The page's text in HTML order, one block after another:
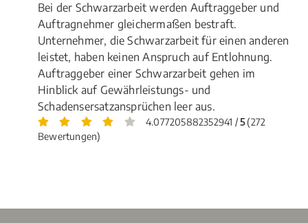
Bei der Schwarzarbeit werden Auftraggeber und
Auftragnehmer gleichermaßen bestraft.
Unternehmer, die Schwarzarbeit für einen anderen
leistet, haben keinen Anspruch auf Entlohnung.
Auftraggeber einer Schwarzarbeit gehen im
Hinblick auf Gewährleistungs- und
Schadensersatzansprüchen leer aus.
4.077205882352941 /5(272
Bewertungen)